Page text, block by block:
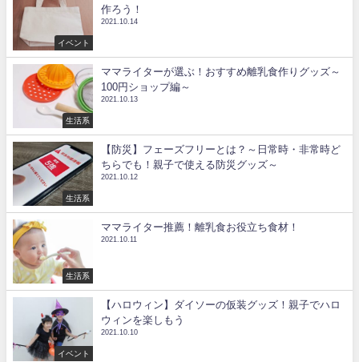
イベント
作ろう！
2021.10.14
生活系
ママライターが選ぶ！おすすめ離乳食作りグッズ～
100円ショップ編～
2021.10.13
生活系
【防災】フェーズフリーとは？～日常時・非常時ど
ちらでも！親子で使える防災グッズ～
2021.10.12
生活系
ママライター推薦！離乳食お役立ち食材！
2021.10.11
イベント
【ハロウィン】ダイソーの仮装グッズ！親子でハロ
ウィンを楽しもう
2021.10.10